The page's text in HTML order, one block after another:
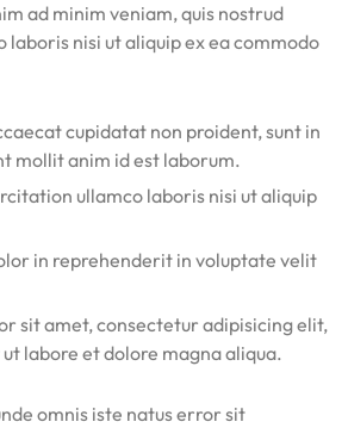
ad minim veniam, quis nostrud
nisi ut aliquip ex ea commodo
cupidatat non proident, sunt in
mollit anim id est laborum.
ullamco laboris nisi ut aliquip
in reprehenderit in voluptate velit
sit amet, consectetur adipisicing elit,
labore et dolore magna aliqua.
omnis iste natus error sit